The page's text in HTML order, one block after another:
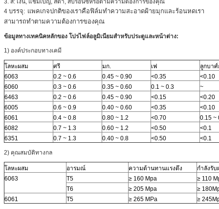
3. สี: เงิน, แชมเปญ, สีดำ, สีบรอนซ์หรือตามความต้องการของคุณ
4 บรรจุ: แพคเกจปกติของเราคือฟิล์มทำความสะอาดฝ้ายมุกและร้อนหดเรา
สามารถทำตามความต้องการของคุณ
ข้อมูลทางเทคนิคหลักของ โปรไฟล์อลูมิเนียมสำหรับประตูและหน้าต่าง:
1) องค์ประกอบทางเคมี
โลหะผสม ศรี มก. เฟ
ลูกบาศ์
6063
0.2 ~ 0.6 0.45 ~ 0.90 <0.35
<0.10
6060
0.3 ~ 0.6 0.35 ~ 0.60 0.1 ~ 0.3
~
6463
0.2 ~ 0.6 0.45 ~ 0.90 <0.15
<0.20
6005
0.6 ~ 0.9 0.40 ~ 0.60 <0.35
<0.10
6061
0.4 ~ 0.8 0.80 ~ 1.2 <0.70
0.15 ~
6082
0.7 ~ 1.3 0.60 ~ 1.2 <0.50
<0.1
6351
0.7 ~ 1.3 0.40 ~ 0.8 <0.50 <0.1
2) คุณสมบัติทางกล
โลหะผสม อารมณ์ ความต้านทานแรงดึง
กำลังรั
6063
T5 ≥ 160 Mpa
≥ 110
T6
≥ 205 Mpa
≥
6061
T5 ≥ 265 MPa ≥